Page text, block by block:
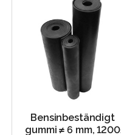
Bensinbeständigt
gummi ≠ 6 mm, 1200